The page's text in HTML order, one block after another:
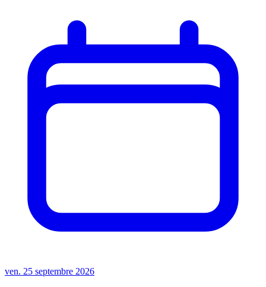
ven. 25 septembre 2026